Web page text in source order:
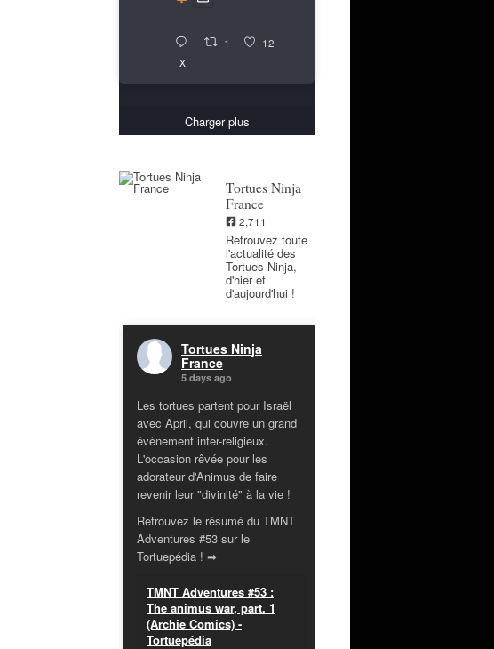
1 12
X
Charger plus
Tortues Ninja
France
2,711
Retrouvez toute
l'actualité des
Tortues Ninja,
d'hier et
d'aujourd'hui !
Tortues Ninja
France
5 days ago
Les tortues partent pour Israël
avec April, qui couvre un grand
évènement inter-religieux.
L'occasion rêvée pour les
adorateur d'Animus de faire
revenir leur "divinité" à la vie !
Retrouvez le résumé du TMNT
Adventures #53 sur le
Tortuepédia ! ➡
TMNT Adventures #53 :
The animus war, part. 1
(Archie Comics) -
Tortuepédia